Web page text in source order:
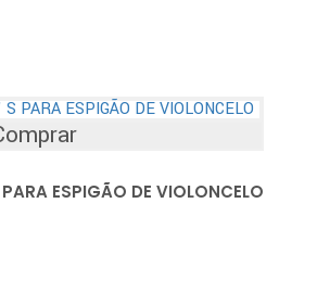
ESPIGÃO DE VIOLONCELO